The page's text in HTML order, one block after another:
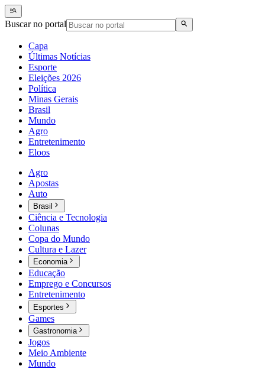
Buscar no portal
Capa
Últimas Notícias
Esporte
Eleições 2026
Política
Minas Gerais
Brasil
Mundo
Agro
Entretenimento
Eloos
Agro
Apostas
Auto
Brasil
Ciência e Tecnologia
Colunas
Copa do Mundo
Cultura e Lazer
Economia
Educação
Emprego e Concursos
Entretenimento
Esportes
Games
Gastronomia
Jogos
Meio Ambiente
Mundo